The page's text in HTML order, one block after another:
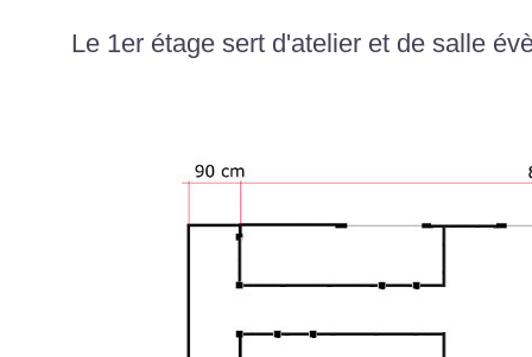
Le 1er étage sert d'atelier et de salle